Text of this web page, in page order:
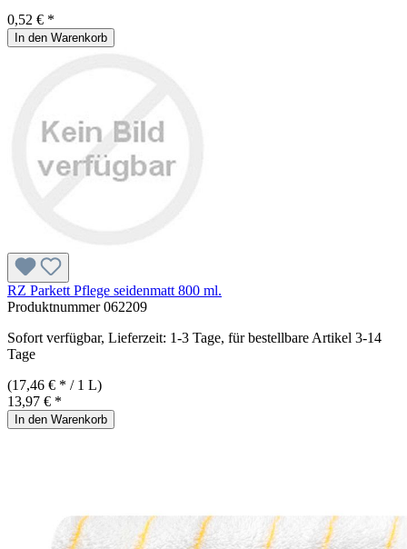
0,52 € *
In den Warenkorb
RZ Parkett Pflege seidenmatt 800 ml.
Produktnummer062209
Sofort verfügbar, Lieferzeit: 1-3 Tage, für bestellbare Artikel 3-14
Tage
(17,46 € * / 1 L)
13,97 € *
In den Warenkorb